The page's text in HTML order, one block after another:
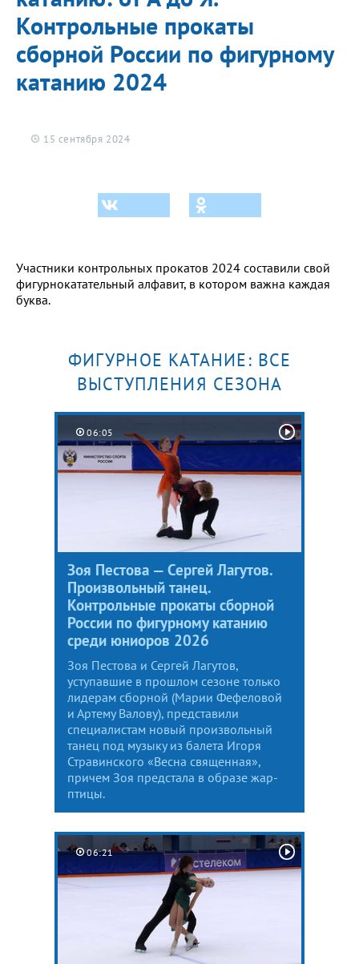
Контрольные прокаты
сборной России по фигурному
катанию 2024
15 сентября 2024
Участники контрольных прокатов 2024 составили свой
фигурнокатательный алфавит, в котором важна каждая
буква.
ФИГУРНОЕ КАТАНИЕ: ВСЕ
ВЫСТУПЛЕНИЯ СЕЗОНА
06:05
Зоя Пестова — Сергей Лагутов.
Произвольный танец.
Контрольные прокаты сборной
России по фигурному катанию
среди юниоров 2026
Зоя Пестова и Сергей Лагутов,
уступавшие в прошлом сезоне только
лидерам сборной (Марии Фефеловой
и Артему Валову), представили
специалистам новый произвольный
танец под музыку из балета Игоря
Стравинского «Весна священная»,
причем Зоя предстала в образе жар-
птицы.
06:21